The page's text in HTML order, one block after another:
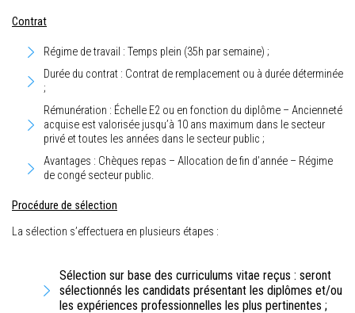
Contrat
Régime de travail : Temps plein (35h par semaine) ;
Durée du contrat : Contrat de remplacement ou à durée déterminée
;
Rémunération : Échelle E2 ou en fonction du diplôme – Ancienneté
acquise est valorisée jusqu’à 10 ans maximum dans le secteur
privé et toutes les années dans le secteur public ;
Avantages : Chèques repas – Allocation de fin d’année – Régime
de congé secteur public.
Procédure de sélection
La sélection s’effectuera en plusieurs étapes :
Sélection sur base des curriculums vitae reçus : seront
sélectionnés les candidats présentant les diplômes et/ou
les expériences professionnelles les plus pertinentes ;